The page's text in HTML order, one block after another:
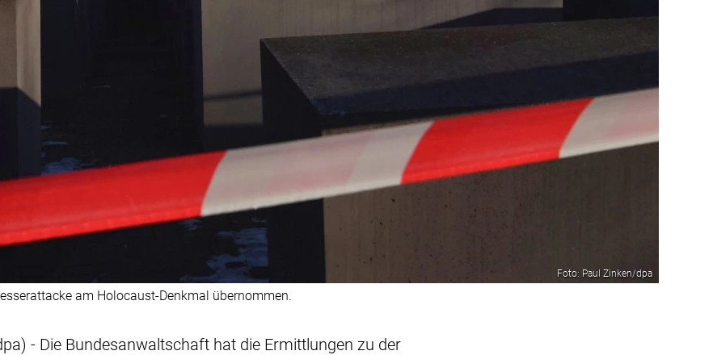
Foto: Paul Zinken/dpa
am Holocaust-Denkmal übernommen.
- Die Bundesanwaltschaft hat die Ermittlungen zu der